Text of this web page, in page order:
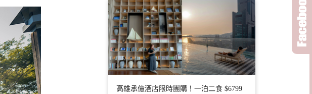
高雄承億酒店限時團購！一泊二食 $6799